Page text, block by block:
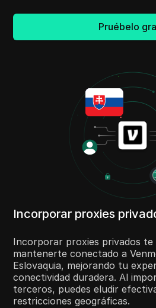
Pruébelo
Incorporar proxies
Incorporar proxies privados te
mantenerte conectado a
Eslovaquia, mejorando tu
conectividad duradera. Al
terceros, puedes eludir
restricciones geográficas.